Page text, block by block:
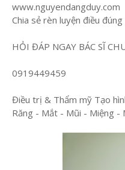
www.nguyendangduy.com
Chia sẻ rèn luyện điều đúng
HỎI ĐÁP NGAY BÁC SĨ
0919449459
Điều trị & Thẩm mỹ Tạo
Răng - Mắt - Mũi - Miệng -